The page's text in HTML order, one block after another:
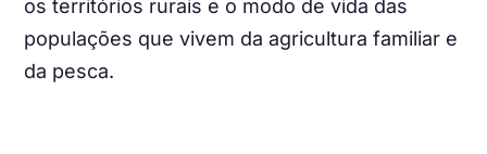
os territórios rurais e o modo de vida das
populações que vivem da agricultura familiar e
da pesca.